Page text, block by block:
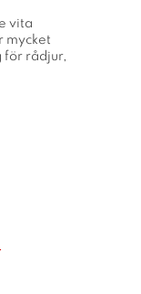
vita
mycket
för rådjur,